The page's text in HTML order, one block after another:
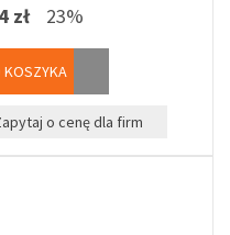
zł 23%
KOSZYKA
o cenę dla firm